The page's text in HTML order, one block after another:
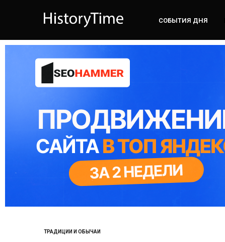
СОБЫТИЯ ДНЯ
ТРАДИЦИИ И ОБЫЧАИ